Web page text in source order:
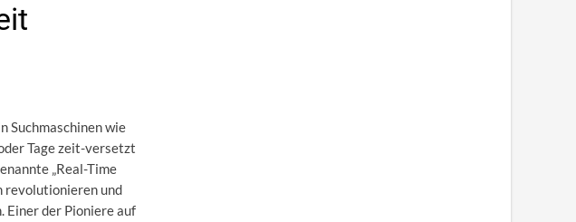
Suchmaschinen wie
Tage zeit-versetzt
„Real-Time
revolutionieren und
Einer der Pioniere auf